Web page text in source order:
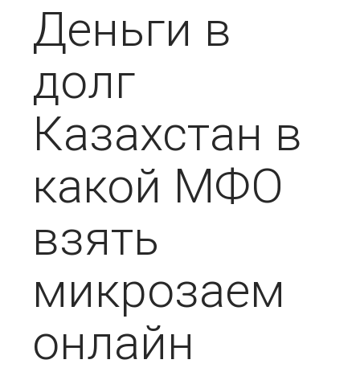
Деньги в
долг
Казахстан в
какой МФО
взять
микрозаем
онлайн